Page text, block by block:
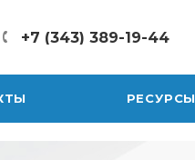
+7 (343) 389-19-44
РЕСУРСЫ